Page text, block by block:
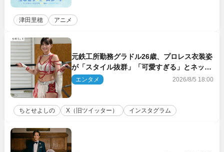
津田里穂 アニメ
元鉄工所勤務グラドル26歳、プロレス衣装姿
が「スタイル抜群」「可愛すぎる」とネット
衝撃
エンタメ 2026/8/5 18:00
ちとせよしの X（旧ツイッター） インスタグラム